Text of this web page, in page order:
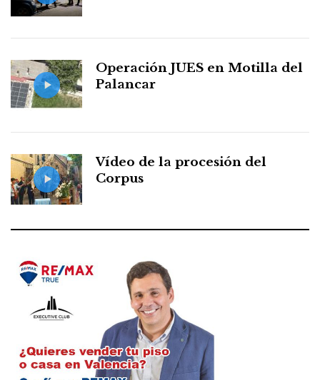
Operación JUES en Motilla del
Palancar
Vídeo de la procesión del
Corpus